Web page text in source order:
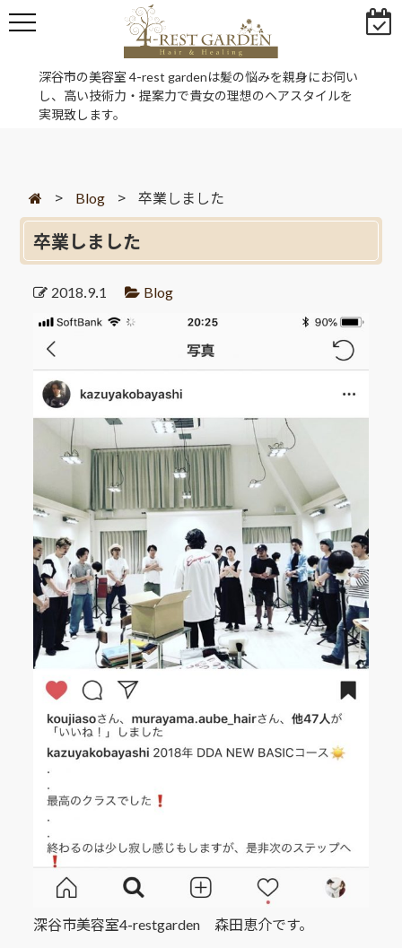
深谷市の美容室 4-rest gardenは髪の悩みを親身にお伺い
し、高い技術力・提案力で貴女の理想のヘアスタイルを
実現致します。
> Blog > 卒業しました
卒業しました
2018.9.1 Blog
深谷市美容室4-restgarden 森田恵介です。